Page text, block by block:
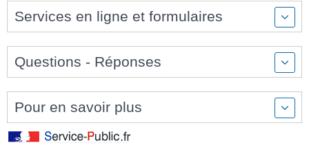
Services en ligne et formulaires
Questions - Réponses
Pour en savoir plus